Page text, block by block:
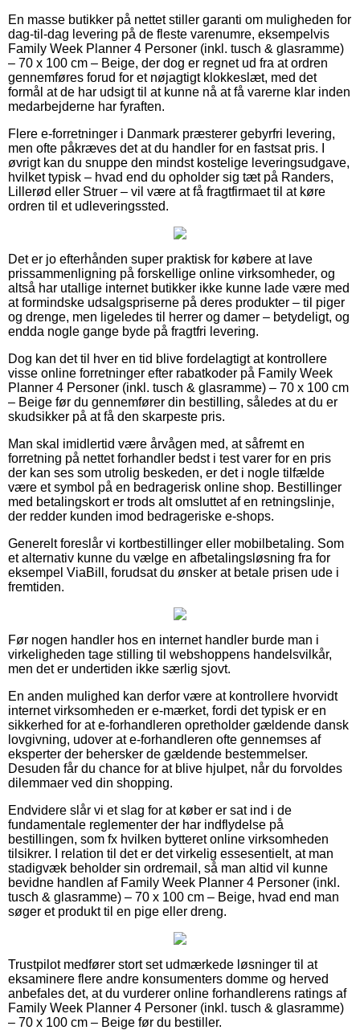
En masse butikker på nettet stiller garanti om muligheden for
dag-til-dag levering på de fleste varenumre, eksempelvis
Family Week Planner 4 Personer (inkl. tusch & glasramme)
– 70 x 100 cm – Beige, der dog er regnet ud fra at ordren
gennemføres forud for et nøjagtigt klokkeslæt, med det
formål at de har udsigt til at kunne nå at få varerne klar inden
medarbejderne har fyraften.
Flere e-forretninger i Danmark præsterer gebyrfri levering,
men ofte påkræves det at du handler for en fastsat pris. I
øvrigt kan du snuppe den mindst kostelige leveringsudgave,
hvilket typisk – hvad end du opholder sig tæt på Randers,
Lillerød eller Struer – vil være at få fragtfirmaet til at køre
ordren til et udleveringssted.
Det er jo efterhånden super praktisk for købere at lave
prissammenligning på forskellige online virksomheder, og
altså har utallige internet butikker ikke kunne lade være med
at formindske udsalgspriserne på deres produkter – til piger
og drenge, men ligeledes til herrer og damer – betydeligt, og
endda nogle gange byde på fragtfri levering.
Dog kan det til hver en tid blive fordelagtigt at kontrollere
visse online forretninger efter rabatkoder på Family Week
Planner 4 Personer (inkl. tusch & glasramme) – 70 x 100 cm
– Beige før du gennemfører din bestilling, således at du er
skudsikker på at få den skarpeste pris.
Man skal imidlertid være årvågen med, at såfremt en
forretning på nettet forhandler bedst i test varer for en pris
der kan ses som utrolig beskeden, er det i nogle tilfælde
være et symbol på en bedragerisk online shop. Bestillinger
med betalingskort er trods alt omsluttet af en retningslinje,
der redder kunden imod bedrageriske e-shops.
Generelt foreslår vi kortbestillinger eller mobilbetaling. Som
et alternativ kunne du vælge en afbetalingsløsning fra for
eksempel ViaBill, forudsat du ønsker at betale prisen ude i
fremtiden.
Før nogen handler hos en internet handler burde man i
virkeligheden tage stilling til webshoppens handelsvilkår,
men det er undertiden ikke særlig sjovt.
En anden mulighed kan derfor være at kontrollere hvorvidt
internet virksomheden er e-mærket, fordi det typisk er en
sikkerhed for at e-forhandleren opretholder gældende dansk
lovgivning, udover at e-forhandleren ofte gennemses af
eksperter der behersker de gældende bestemmelser.
Desuden får du chance for at blive hjulpet, når du forvoldes
dilemmaer ved din shopping.
Endvidere slår vi et slag for at køber er sat ind i de
fundamentale reglementer der har indflydelse på
bestillingen, som fx hvilken bytteret online virksomheden
tilsikrer. I relation til det er det virkelig essesentielt, at man
stadigvæk beholder sin ordremail, så man altid vil kunne
bevidne handlen af Family Week Planner 4 Personer (inkl.
tusch & glasramme) – 70 x 100 cm – Beige, hvad end man
søger et produkt til en pige eller dreng.
Trustpilot medfører stort set udmærkede løsninger til at
eksaminere flere andre konsumenters domme og herved
anbefales det, at du vurderer online forhandlerens ratings af
Family Week Planner 4 Personer (inkl. tusch & glasramme)
– 70 x 100 cm – Beige før du bestiller.